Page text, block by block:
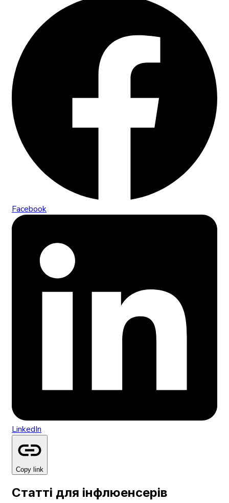
Facebook
LinkedIn
Copy link
Статті для інфлюенсерів